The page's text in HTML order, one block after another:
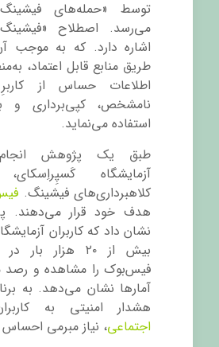
توسط «حمله‌های
می‌رسد. اصطلاح
اشاره دارد. که به
طریق منابع قابل اعتماد،
اطلاعات حساس از
نامشخص، کپی‌برداری و
استفاده می‌نماید.
طبق یک پژوهش
کلاهبرداری‌های فیشینگ.
هدف خود قرار می‌دهند.
نشان داد که کاربران
بیش از ۲۰ هزار بار در روز
فیس‌بوک را مشاهده و رصد
آمارها نشان می‌دهد. به
هشدار امنیتی به
اجتماعی، نیاز مبرمی